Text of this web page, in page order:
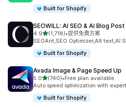
Built for Shopify
SEOWILL: AI SEO & AI Blog Post
4.9滿分 5 顆星
(1,718)
共有 1718 則評價
•提供免費方案
SEOAnt,SEO Optimizer,Alt text,AI
Built for Shopify
Avada Image & Page Speed Up
5.0滿分 5 顆星
(740)
共有 740 則評價
•Free plan available
Auto speed optimization with
Built for Shopify